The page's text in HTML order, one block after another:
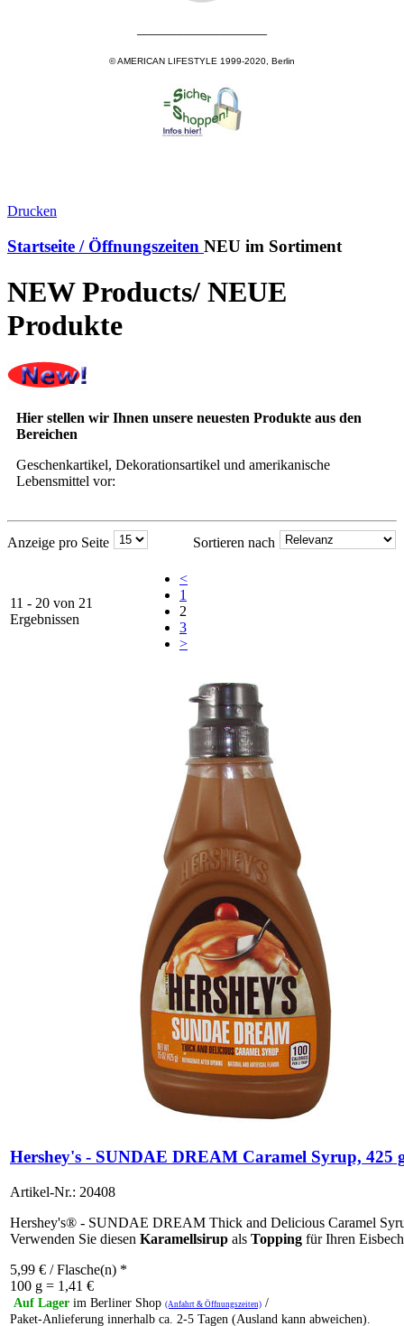
© AMERICAN LIFESTYLE 1999-2020, Berlin
Drucken
Startseite / Öffnungszeiten NEU im Sortiment
NEW Products/ NEUE
Produkte
Hier stellen wir Ihnen unsere neuesten Produkte aus den
Bereichen
Geschenkartikel, Dekorationsartikel und amerikanische
Lebensmittel vor:
Anzeige pro Seite Sortieren nach
11 - 20 von 21
Ergebnissen
<
1
2
3
>
Hershey's - SUNDAE DREAM Caramel Syrup, 425
Artikel-Nr.: 20408
Hershey's® - SUNDAE DREAM Thick and Delicious Caramel
Verwenden Sie diesen Karamellsirup als Topping für Ihren
5,99 € / Flasche(n) *
100 g = 1,41 €
Auf Lager im Berliner Shop (Anfahrt & Öffnungszeiten) /
Paket-Anlieferung innerhalb ca. 2-5 Tagen (Ausland kann abweichen).